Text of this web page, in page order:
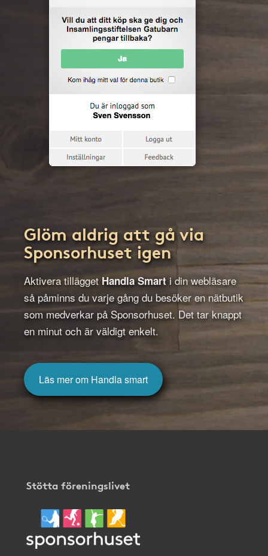
Glöm aldrig att gå via
Sponsorhuset igen
Aktivera tillägget Handla Smarti din webläsare
så påminns du varje gång du besöker en nätbutik
som medverkar på Sponsorhuset. Det tar knappt
en minut och är väldigt enkelt.
Läs mer om Handla smart
Stötta föreningslivet